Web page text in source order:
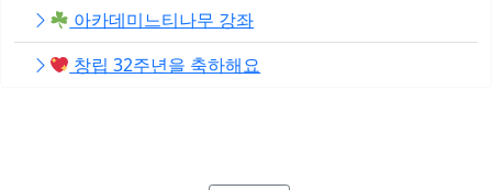
아카데미느티나무 강좌
창립 32주년을 축하해요